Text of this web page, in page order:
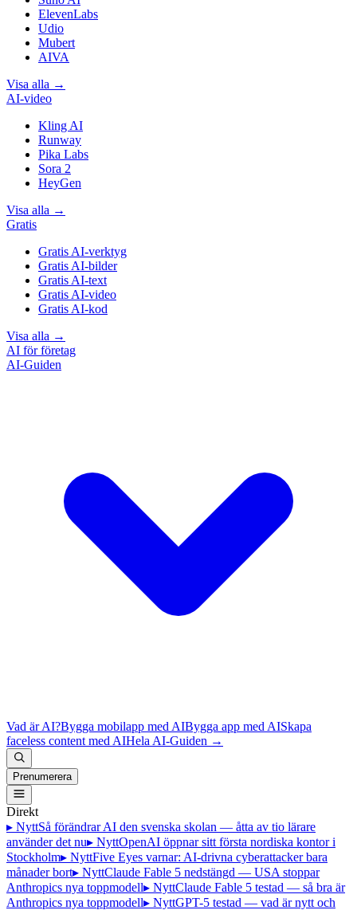
ElevenLabs
Udio
Mubert
AIVA
Visa alla →
AI-video
Kling AI
Runway
Pika Labs
Sora 2
HeyGen
Visa alla →
Gratis
Gratis AI-verktyg
Gratis AI-bilder
Gratis AI-text
Gratis AI-video
Gratis AI-kod
Visa alla →
AI för företag
AI-Guiden
Vad är AI?Bygga mobilapp med AIBygga app med AISkapa
faceless content med AIHela AI-Guiden →
Prenumerera
Direkt
▸ NyttSå förändrar AI den svenska skolan — åtta av tio lärare
använder det nu▸ NyttOpenAI öppnar sitt första nordiska kontor i
Stockholm▸ NyttFive Eyes varnar: AI-drivna cyberattacker bara
månader bort▸ NyttClaude Fable 5 nedstängd — USA stoppar
Anthropics nya toppmodell▸ NyttClaude Fable 5 testad — så bra är
Anthropics nya toppmodell▸ NyttGPT-5 testad — vad är nytt och